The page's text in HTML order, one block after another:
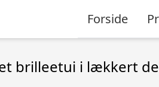
Forside
brilleetui i lækkert